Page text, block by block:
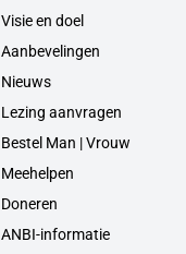
Visie en doel
Aanbevelingen
Nieuws
Lezing aanvragen
Bestel Man | Vrouw
Meehelpen
Doneren
ANBI-informatie